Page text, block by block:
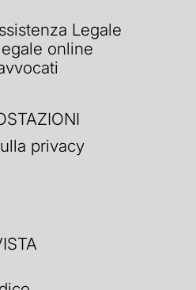
Legale
online
privacy